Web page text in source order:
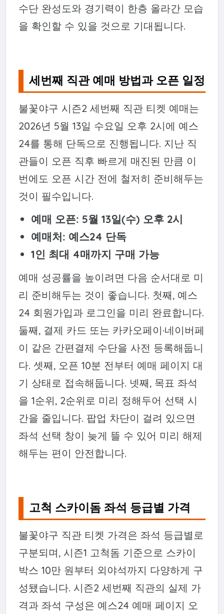
수단 완성도와 경기력이 한층 올라간 모습
을 확인할 수 있을 것으로 기대됩니다.
세번째 직관 예매 방법과 오픈 일정
불꽃야구 시즌2 세번째 직관 티켓 예매는
2026년 5월 13일 수요일 오후 2시에 예스
24를 통해 단독으로 진행됩니다. 지난 직
관들이 오픈 직후 빠르게 매진된 만큼 이
번에도 오픈 시간 전에 철저히 준비해두는
것이 필수입니다.
예매 오픈: 5월 13일(수) 오후 2시
예매처: 예스24 단독
1인 최대 4매까지 구매 가능
예매 성공률을 높이려면 다음 순서대로 미
리 준비해두는 것이 좋습니다. 첫째, 예스
24 회원가입과 로그인을 미리 완료합니다.
둘째, 결제 카드 또는 카카오페이·네이버페
이 같은 간편결제 수단을 사전 등록해둡니
다. 셋째, 오픈 10분 전부터 예매 페이지 대
기 상태로 접속해둡니다. 넷째, 목표 좌석
을 1순위, 2순위로 미리 정해두어 선택 시
간을 줄입니다. 팝업 차단이 걸려 있으면
좌석 선택 창이 늦게 뜰 수 있어 미리 해제
해두는 편이 안전합니다.
고척 스카이돔 좌석 등급별 가격
불꽃야구 직관 티켓 가격은 좌석 등급별로
구분되며, 시즌1 고척돔 기준으로 스카이
박스 10만 원부터 외야석까지 다양하게 구
성됐습니다. 시즌2 세번째 직관의 실제 가
격과 좌석 구성은 예스24 예매 페이지 오